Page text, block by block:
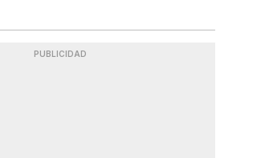
PUBLICIDAD